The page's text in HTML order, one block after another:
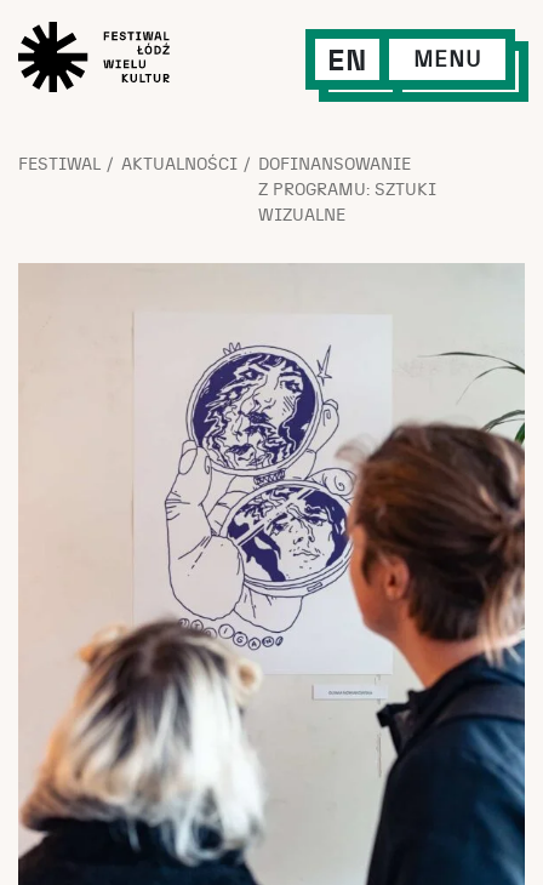
EN MENU
FESTIWAL AKTUALNOŚCI
DOFINANSOWANIE
Z PROGRAMU: SZTUKI
WIZUALNE